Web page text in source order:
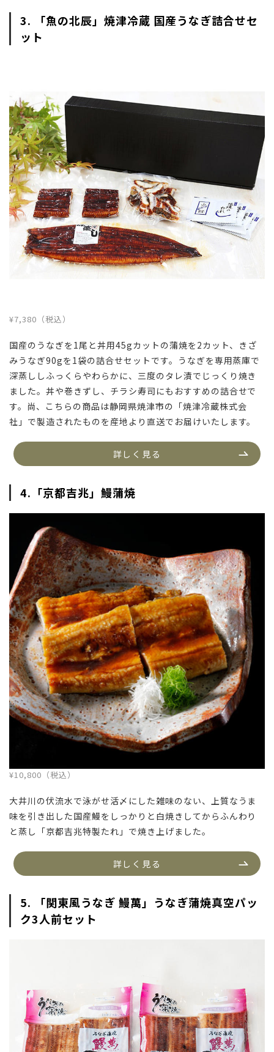
3. 「魚の北辰」焼津冷蔵 国産うなぎ詰合せセ
ット
¥7,380（税込）
国産のうなぎを1尾と丼用45gカットの蒲焼を2カット、きざ
みうなぎ90gを1袋の詰合せセットです。うなぎを専用蒸庫で
深蒸ししふっくらやわらかに、三度のタレ漬でじっくり焼き
ました。丼や巻きずし、チラシ寿司にもおすすめの詰合せで
す。尚、こちらの商品は静岡県焼津市の「焼津冷蔵株式会
社」で製造されたものを産地より直送でお届けいたします。
詳しく見る
4.「京都吉兆」鰻蒲焼
¥10,800（税込）
大井川の伏流水で泳がせ活〆にした雑味のない、上質なうま
味を引き出した国産鰻をしっかりと白焼きしてからふんわり
と蒸し「京都吉兆特製たれ」で焼き上げました。
詳しく見る
5. 「関東風うなぎ 鰻萬」うなぎ蒲焼真空パッ
ク3人前セット